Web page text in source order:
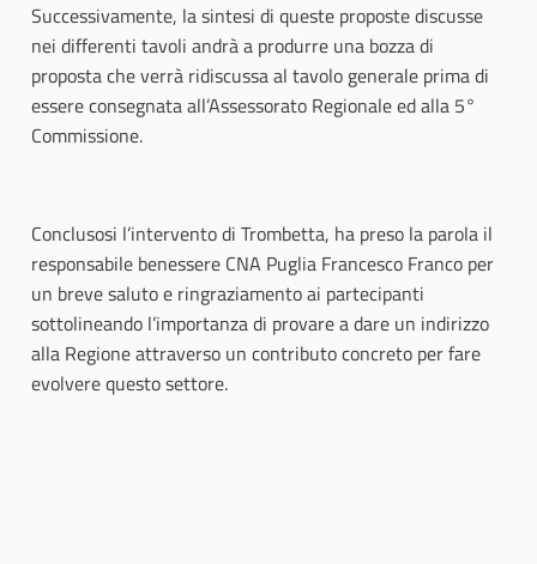
Successivamente, la sintesi di queste proposte discusse
nei differenti tavoli andrà a produrre una bozza di
proposta che verrà ridiscussa al tavolo generale prima di
essere consegnata all’Assessorato Regionale ed alla 5°
Commissione.
Conclusosi l’intervento di Trombetta, ha preso la parola il
responsabile benessere CNA Puglia Francesco Franco per
un breve saluto e ringraziamento ai partecipanti
sottolineando l’importanza di provare a dare un indirizzo
alla Regione attraverso un contributo concreto per fare
evolvere questo settore.